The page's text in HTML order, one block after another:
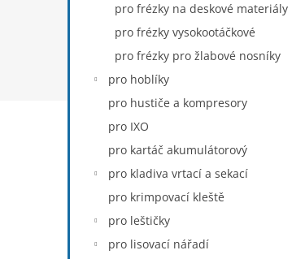
pro frézky na deskové materiály
pro frézky vysokootáčkové
pro frézky pro žlabové nosníky
pro hoblíky
pro hustiče a kompresory
pro IXO
pro kartáč akumulátorový
pro kladiva vrtací a sekací
pro krimpovací kleště
pro leštičky
pro lisovací nářadí